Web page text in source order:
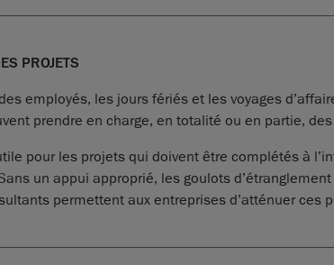
PROJETS
employés, les jours fériés et les voyages
prendre en charge, en totalité ou en partie,
pour les projets qui doivent être complétés à
un appui approprié, les goulots
permettent aux entreprises d’atténuer ces